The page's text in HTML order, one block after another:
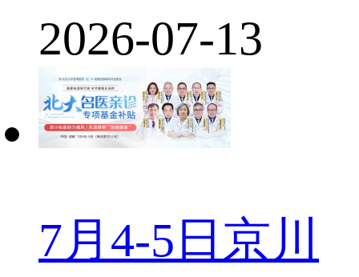
2026-07-13
7月4-5日京川